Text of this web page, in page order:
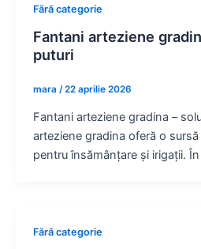
Fără categorie
Fantani arteziene
puturi
mara /22 aprilie 2026
Fantani arteziene gradina –
arteziene gradina oferă o
pentru însămânțare și irigații.
Fără categorie